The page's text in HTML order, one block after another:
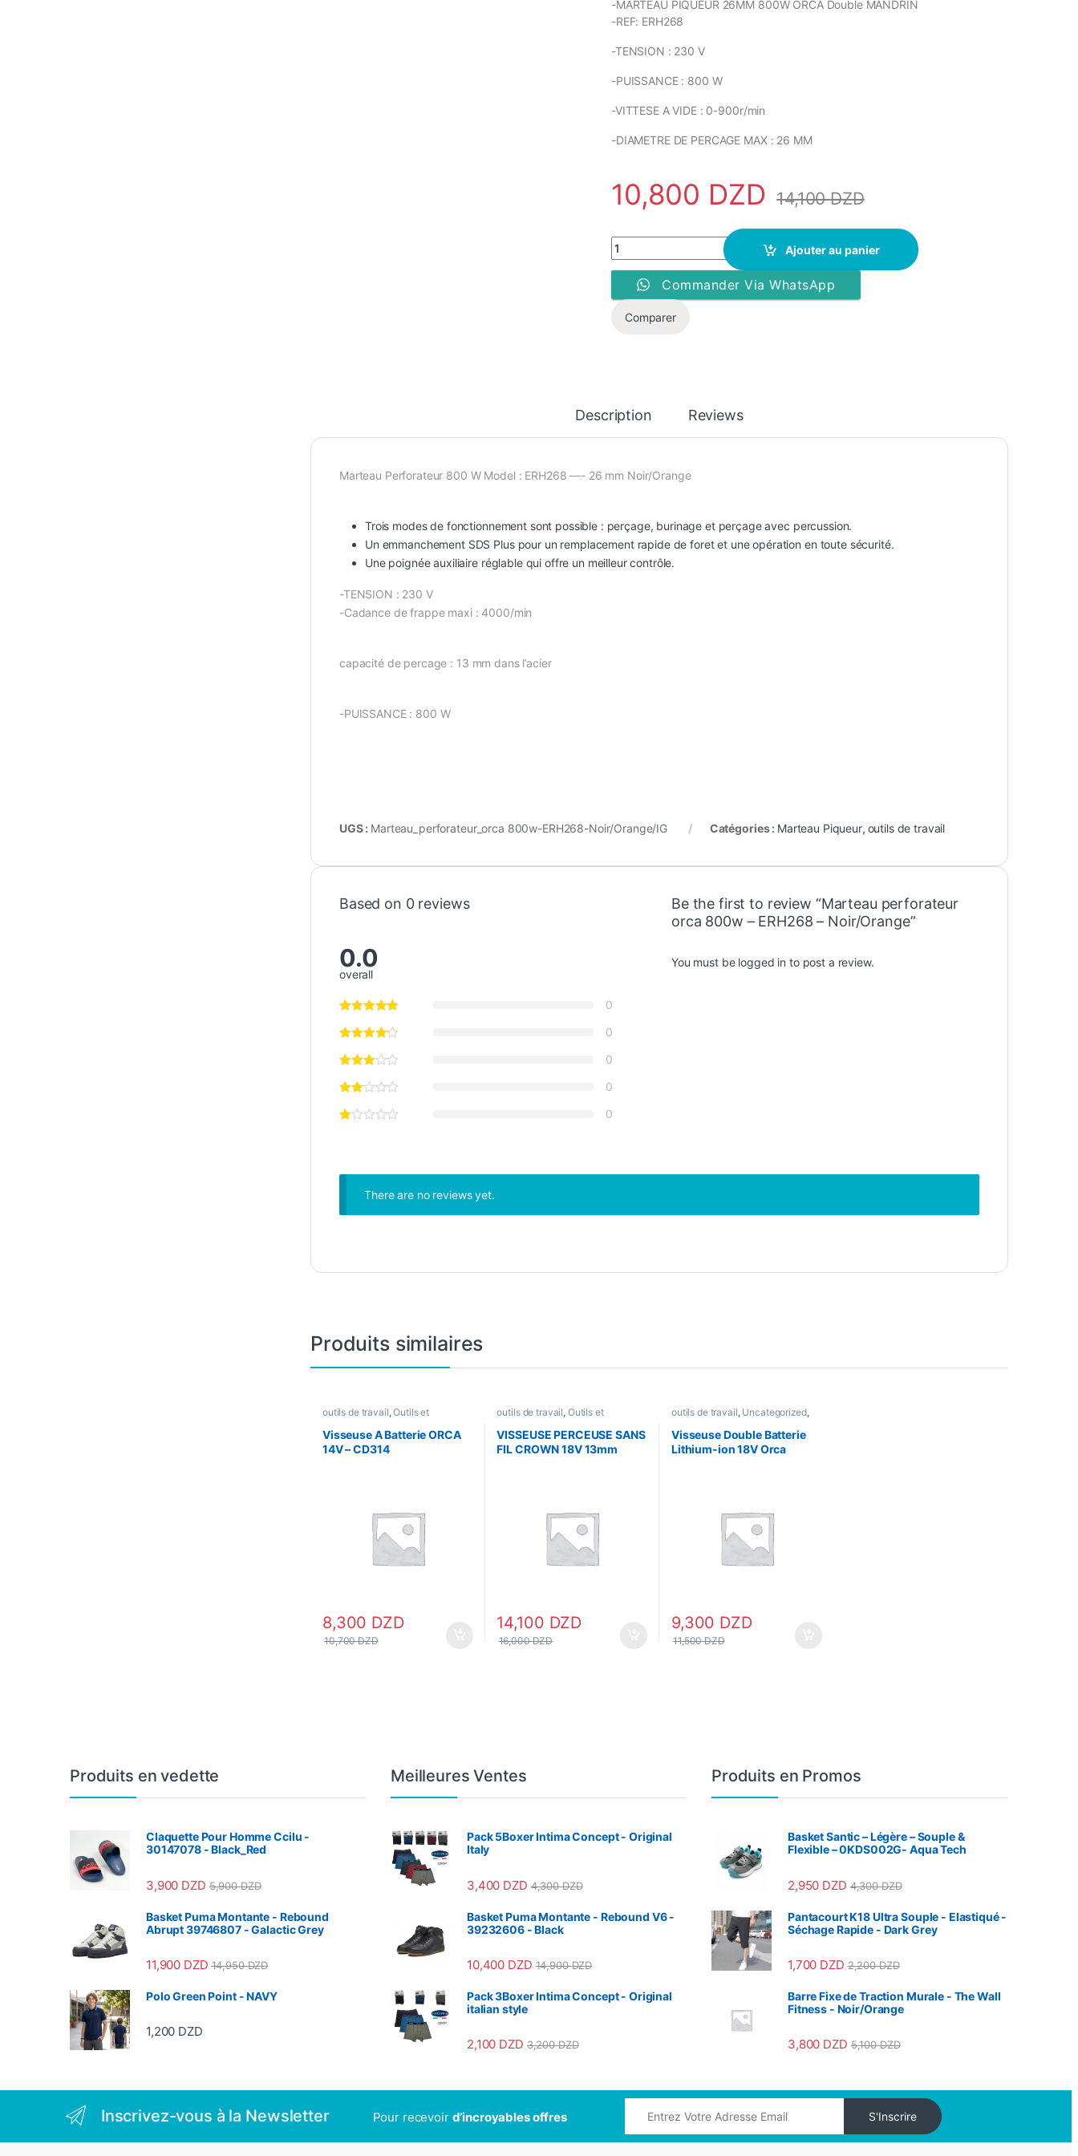
-MARTEAU PIQUEUR 26MM 800W ORCA Double MANDRIN
-REF: ERH268
-TENSION : 230 V
-PUISSANCE : 800 W
-VITTESE A VIDE : 0-900r/min
-DIAMETRE DE PERCAGE MAX : 26 MM
10,800 DZD 14,100DZD
Marteau perforateur orca 800w - ERH268 - Noir/Orange quantity
Ajouter au panier
Commander Via WhatsApp
Comparer
Description Reviews
Marteau Perforateur 800 W Model : ERH268 —- 26 mm Noir/Orange
Trois modes de fonctionnement sont possible : perçage, burinage et perçage avec percussion.
Un emmanchement SDS Plus pour un remplacement rapide de foret et une opération en toute sécurité.
Une poignée auxiliaire réglable qui offre un meilleur contrôle.
-TENSION : 230 V
-Cadance de frappe maxi : 4000/min
capacité de percage : 13 mm dans l’acier
-PUISSANCE : 800 W
UGS : Marteau_perforateur_orca 800w-ERH268-Noir/Orange/IG Catégories : Marteau Piqueur, outils de travail
Based on 0 reviews
0.0
overall
0
0
0
0
0
Be the first to review “Marteau perforateur
orca 800w – ERH268 – Noir/Orange”
You must be logged in to post a review.
There are no reviews yet.
Produits similaires
outils de travail,Outils et
Visseuse A Batterie ORCA
14V – CD314
8,300 DZD
10,700DZD
outils de travail, Outils et
VISSEUSE PERCEUSE SANS
FIL CROWN 18V 13mm
14,100 DZD
16,000DZD
outils de travail, Uncategorized,
Visseuse Double Batterie
Lithium-ion 18V Orca
9,300 DZD
11,500DZD
Produits en vedette
Claquette Pour Homme Ccilu -
30147078 - Black_Red
3,900 DZD 5,900DZD
Basket Puma Montante - Rebound
Abrupt 39746807 - Galactic Grey
11,900 DZD 14,950DZD
Polo Green Point - NAVY
1,200 DZD
Meilleures Ventes
Pack 5Boxer Intima Concept - Original
Italy
3,400 DZD 4,300DZD
Basket Puma Montante - Rebound V6 -
39232606 - Black
10,400 DZD 14,900DZD
Pack 3Boxer Intima Concept - Original
italian style
2,100 DZD 3,200DZD
Produits en Promos
Basket Santic – Légère – Souple &
Flexible – 0KDS002G- Aqua Tech
2,950 DZD 4,300DZD
Pantacourt K18 Ultra Souple - Elastiqué -
Séchage Rapide - Dark Grey
1,700 DZD 2,200DZD
Barre Fixe de Traction Murale - The Wall
Fitness - Noir/Orange
3,800 DZD 5,100DZD
Inscrivez-vous à la Newsletter Pour recevoir d’incroyables offres S'Inscrire